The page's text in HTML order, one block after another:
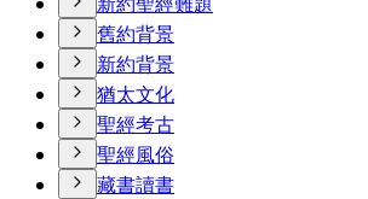
舊約背景
新約背景
猶太文化
聖經考古
聖經風俗
藏書讀書